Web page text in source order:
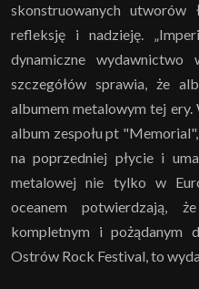
skonstruowanych utworów
refleksję i nadzieję.
dynamiczne wydawnictwo
szczegółów sprawia, że
albumem metalowym tej ery.
album zespołu pt
na poprzedniej płycie i
metalowej nie tylko w
oceanem potwierdzają,
kompletnym i pożądanym
Ostrów Rock Festival, to